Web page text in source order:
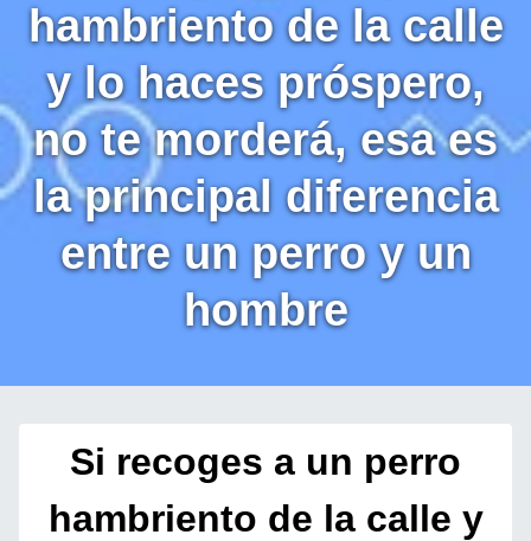
hambriento de la calle
y lo haces próspero,
no te morderá, esa es
la principal diferencia
entre un perro y un
hombre
Si recoges a un perro
hambriento de la calle y